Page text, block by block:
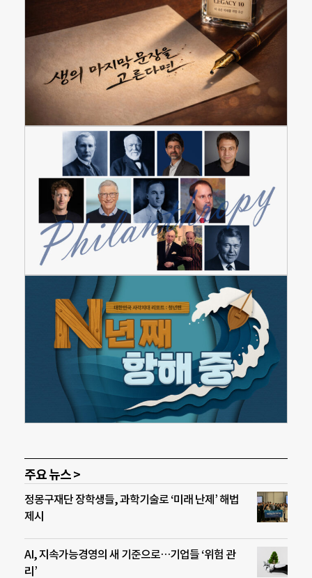
주요 뉴스 >
정몽구재단 장학생들, 과학기술로 ‘미래 난제’ 해법
제시
AI, 지속가능경영의 새 기준으로…기업들 ‘위험 관
리’